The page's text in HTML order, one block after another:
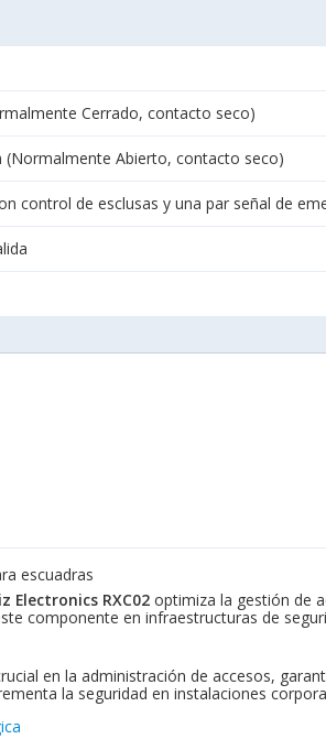
Cerrado, contacto seco)
Abierto, contacto seco)
control de esclusas y una par señal de
escuadras
Electronics RXC02optimiza la gestión de
componente en infraestructuras de
en la administración de accesos,
la seguridad en instalaciones